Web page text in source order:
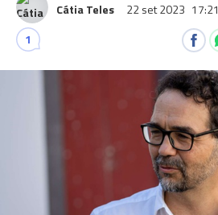
Cátia Teles 22 set 2023 17:21
1